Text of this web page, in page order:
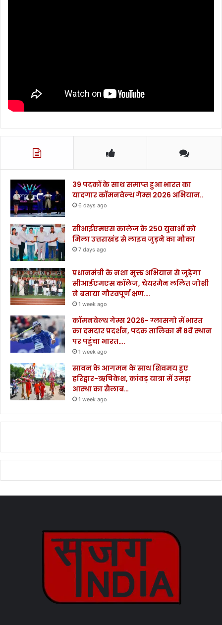
39 पदकों के साथ समाप्त हुआ भारत का
यादगार कॉमनवेल्थ गेम्स 2026 अभियान..
6 days ago
सीआईएमएस कालेज के 250 युवाओं को
मिला उत्तराखंड से लाइव जुड़ने का मौका
7 days ago
प्रधानमंत्री के नशा मुक्त अभियान से जुड़ेगा
सीआईएमएस कॉलेज, चेयरमैन ललित जोशी
ने बताया गौरवपूर्ण क्षण….
1 week ago
कॉमनवेल्थ गेम्स 2026- ग्लासगो में भारत
का दमदार प्रदर्शन, पदक तालिका में 8वें स्थान
पर पहुंचा भारत….
1 week ago
सावन के आगमन के साथ शिवमय हुए
हरिद्वार-ऋषिकेश, कांवड़ यात्रा में उमड़ा
आस्था का सैलाब…
1 week ago